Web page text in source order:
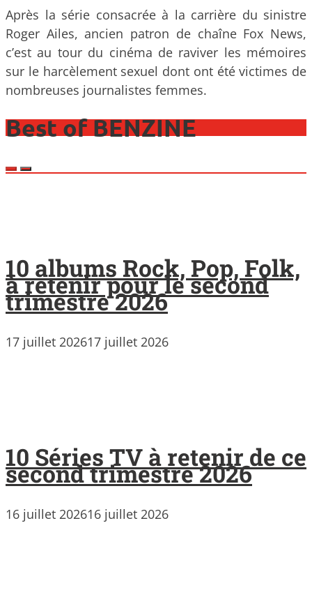
Après la série consacrée à la carrière du sinistre
Roger Ailes, ancien patron de chaîne Fox News,
c’est au tour du cinéma de raviver les mémoires
sur le harcèlement sexuel dont ont été victimes de
nombreuses journalistes femmes.
Best of BENZINE
10 albums Rock, Pop, Folk,
à retenir pour le second
trimestre 2026
17 juillet 202617 juillet 2026
10 Séries TV à retenir de ce
second trimestre 2026
16 juillet 202616 juillet 2026